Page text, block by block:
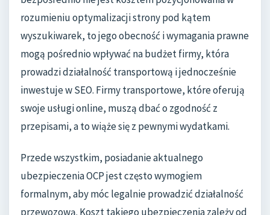
rozumieniu optymalizacji strony pod kątem
wyszukiwarek, to jego obecność i wymagania prawne
mogą pośrednio wpływać na budżet firmy, która
prowadzi działalność transportową i jednocześnie
inwestuje w SEO. Firmy transportowe, które oferują
swoje usługi online, muszą dbać o zgodność z
przepisami, a to wiąże się z pewnymi wydatkami.
Przede wszystkim, posiadanie aktualnego
ubezpieczenia OCP jest często wymogiem
formalnym, aby móc legalnie prowadzić działalność
przewozową. Koszt takiego ubezpieczenia zależy od